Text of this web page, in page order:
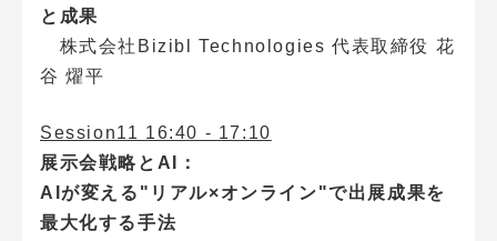
と成果
株式会社Bizibl Technologies 代表取締役 花
谷 燿平
Session11 16:40 - 17:10
展示会戦略とAI：
AIが変える"リアル×オンライン"で出展成果を
最大化する手法